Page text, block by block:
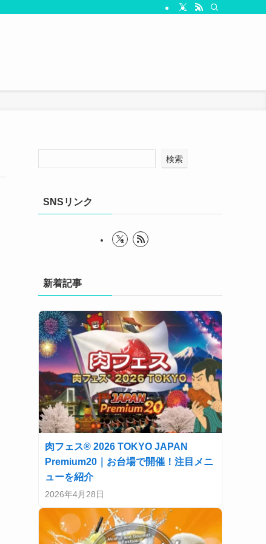
検索
SNSリンク
新着記事
肉フェス® 2026 TOKYO JAPAN
Premium20｜お台場で開催！注目メニ
ューを紹介
2026年4月28日